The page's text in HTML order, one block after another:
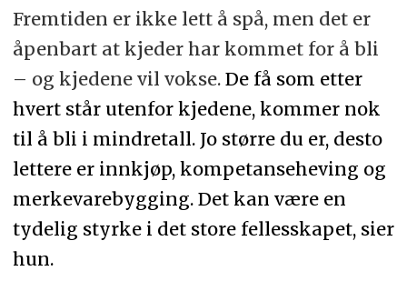
Fremtiden er ikke lett å spå, men det er
åpenbart at kjeder har kommet for å bli
– og kjedene vil vokse. De få som etter
hvert står utenfor kjedene, kommer nok
til å bli i mindretall. Jo større du er, desto
lettere er innkjøp, kompetanseheving og
merkevarebygging. Det kan være en
tydelig styrke i det store fellesskapet, sier
hun.